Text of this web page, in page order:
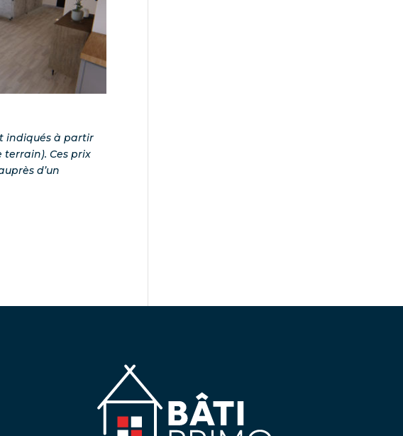
indiqués à partir
Ces prix
d’un